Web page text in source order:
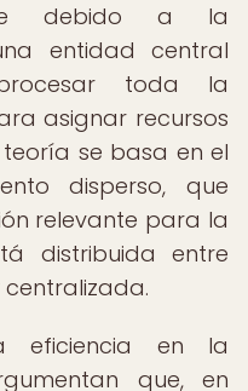
debido a la
entidad central
toda la
asignar recursos
se basa en el
disperso, que
relevante para la
distribuida entre
centralizada.
eficiencia en la
que, en